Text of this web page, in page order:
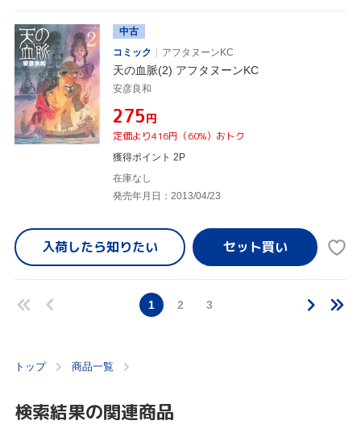
中古
コミック
アフタヌーンKC
天の血脈(2) アフタヌーンKC
安彦良和
¥275円
定価より416円（60%）おトク
獲得ポイント 2P
在庫なし
発売年月日：2013/04/23
入荷したら知りたい
1 2 3
トップ 商品一覧
検索結果の関連商品